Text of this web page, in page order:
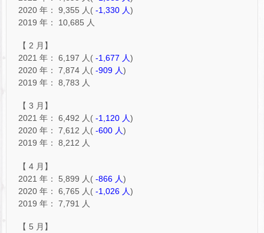
2020 年： 9,355 人( -1,330 人)
2019 年： 10,685 人
【 2 月】
2021 年： 6,197 人( -1,677 人)
2020 年： 7,874 人( -909 人)
2019 年： 8,783 人
【 3 月】
2021 年： 6,492 人( -1,120 人)
2020 年： 7,612 人( -600 人)
2019 年： 8,212 人
【 4 月】
2021 年： 5,899 人( -866 人)
2020 年： 6,765 人( -1,026 人)
2019 年： 7,791 人
【 5 月】